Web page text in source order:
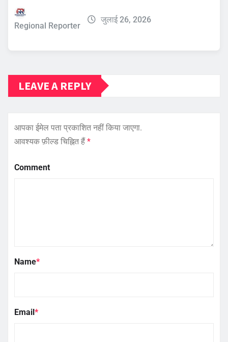
Regional Reporter
जुलाई 26, 2026
LEAVE A REPLY
आपका ईमेल पता प्रकाशित नहीं किया जाएगा.
आवश्यक फ़ील्ड चिह्नित हैं*
Comment
Name*
Email*